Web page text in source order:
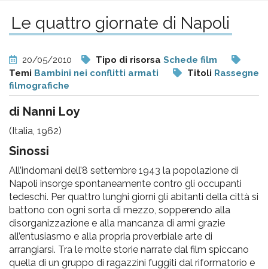
di
Documentazione
e
analisi
pr
l'infanzia
e
l'adolescenza
Le quattro giornate di Napoli
20/05/2010 Tipo di risorsa Schede film
Temi Bambini nei conflitti armati Titoli Rassegne
filmografiche
di Nanni Loy
(Italia, 1962)
Sinossi
All’indomani dell’8 settembre 1943 la popolazione di
Napoli insorge spontaneamente contro gli occupanti
tedeschi. Per quattro lunghi giorni gli abitanti della città si
battono con ogni sorta di mezzo, sopperendo alla
disorganizzazione e alla mancanza di armi grazie
all’entusiasmo e alla propria proverbiale arte di
arrangiarsi. Tra le molte storie narrate dal film spiccano
quella di un gruppo di ragazzini fuggiti dal riformatorio e